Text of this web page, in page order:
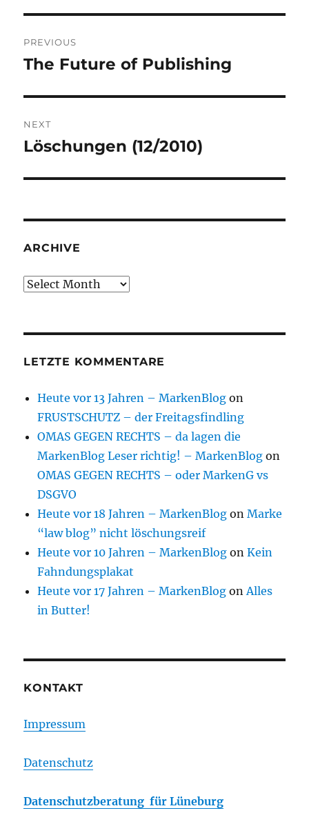
navigation
PREVIOUS
Previous
The Future of Publishing
NEXT
Next
Löschungen (12/2010)
ARCHIVE
Archive
LETZTE KOMMENTARE
Heute vor 13 Jahren – MarkenBlog on
FRUSTSCHUTZ – der Freitagsfindling
OMAS GEGEN RECHTS – da lagen die
MarkenBlog Leser richtig! – MarkenBlog on
OMAS GEGEN RECHTS – oder MarkenG vs
DSGVO
Heute vor 18 Jahren – MarkenBlog onMarke
“law blog” nicht löschungsreif
Heute vor 10 Jahren – MarkenBlog onKein
Fahndungsplakat
Heute vor 17 Jahren – MarkenBlog onAlles
in Butter!
KONTAKT
Impressum
Datenschutz
Datenschutzberatung für Lüneburg